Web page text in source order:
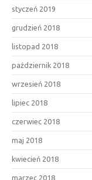
styczeń 2019
grudzień 2018
listopad 2018
październik 2018
wrzesień 2018
lipiec 2018
czerwiec 2018
maj 2018
kwiecień 2018
marzec 2018